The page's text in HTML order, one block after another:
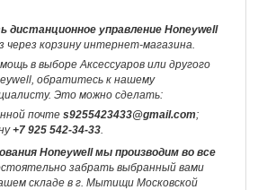
дистанционное управление Honeywell
через корзину интернет-магазина.
в выборе Аксессуаров или другого
обратитесь к нашему
Это можно сделать:
почте s9255423433@gmail.com;
+7 925 542-34-33
Honeywell мы производим во все
забрать выбранный вами
складе в г. Мытищи Московской